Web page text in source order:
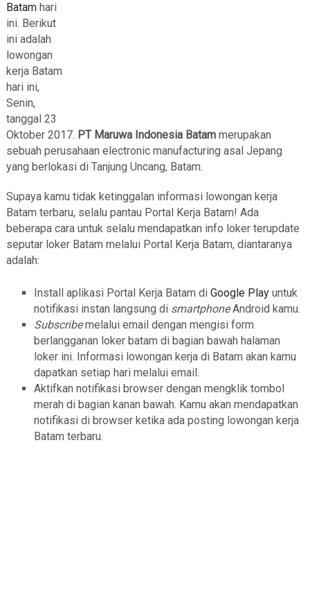
Batamhari
ini. Berikut
ini adalah
lowongan
kerja Batam
hari ini,
Senin,
tanggal 23
Oktober 2017. PT Maruwa Indonesia Batam merupakan
sebuah perusahaan electronic manufacturing asal Jepang
yang berlokasi di Tanjung Uncang, Batam.
Supaya kamu tidak ketinggalan informasi lowongan kerja
Batam terbaru, selalu pantau Portal Kerja Batam! Ada
beberapa cara untuk selalu mendapatkan info loker terupdate
seputar loker Batam melalui Portal Kerja Batam, diantaranya
adalah:
Install aplikasi Portal Kerja Batam di Google Playuntuk
notifikasi instan langsung di smartphoneAndroid kamu.
Subscribemelalui email dengan mengisi form
berlangganan loker batam di bagian bawah halaman
loker ini. Informasi lowongan kerja di Batam akan kamu
dapatkan setiap hari melalui email.
Aktifkan notifikasi browser dengan mengklik tombol
merah di bagian kanan bawah. Kamu akan mendapatkan
notifikasi di browser ketika ada posting lowongan kerja
Batam terbaru.